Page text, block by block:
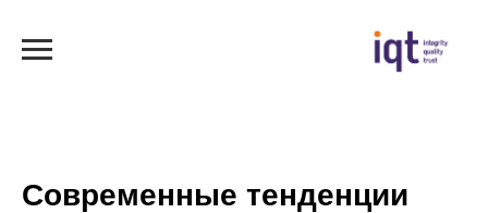
Современные тенденции